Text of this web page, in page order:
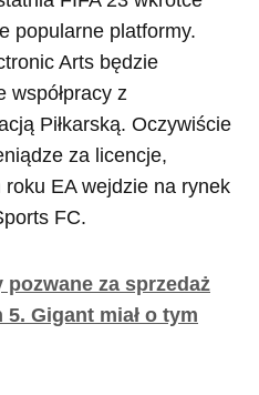
popularne platformy.
Arts będzie
współpracy z
Piłkarską. Oczywiście
za licencje,
roku EA wejdzie na rynek
FC.
pozwane za sprzedaż
Gigant miał o tym